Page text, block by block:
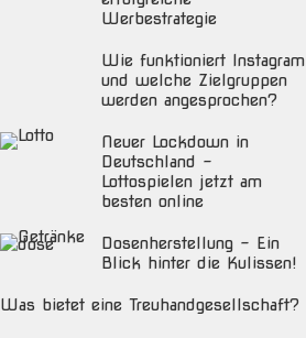
Werbestrategie
Wie funktioniert Instagram
und welche Zielgruppen
werden angesprochen?
Neuer Lockdown in
Deutschland –
Lottospielen jetzt am
besten online
Dosenherstellung – Ein
Blick hinter die Kulissen!
Was bietet eine Treuhandgesellschaft?